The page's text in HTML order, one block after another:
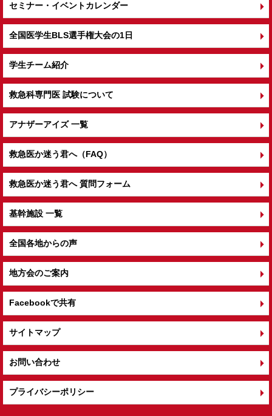
セミナー・イベントカレンダー
全国医学生BLS選手権大会の1日
学生チーム紹介
救急科専門医 試験について
アナザーアイズ 一覧
救急医か迷う君へ（FAQ）
救急医か迷う君へ 質問フォーム
基幹施設 一覧
全国各地からの声
地方会のご案内
Facebookで共有
サイトマップ
お問い合わせ
プライバシーポリシー